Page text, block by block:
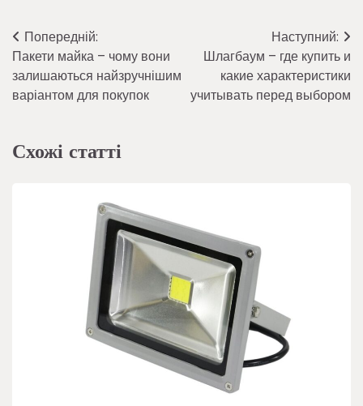
Навігація
записів
Попередній:
Пакети майка – чому вони
залишаються найзручнішим
варіантом для покупок
Наступний:
Шлагбаум – где купить и
какие характеристики
учитывать перед выбором
Схожі статті